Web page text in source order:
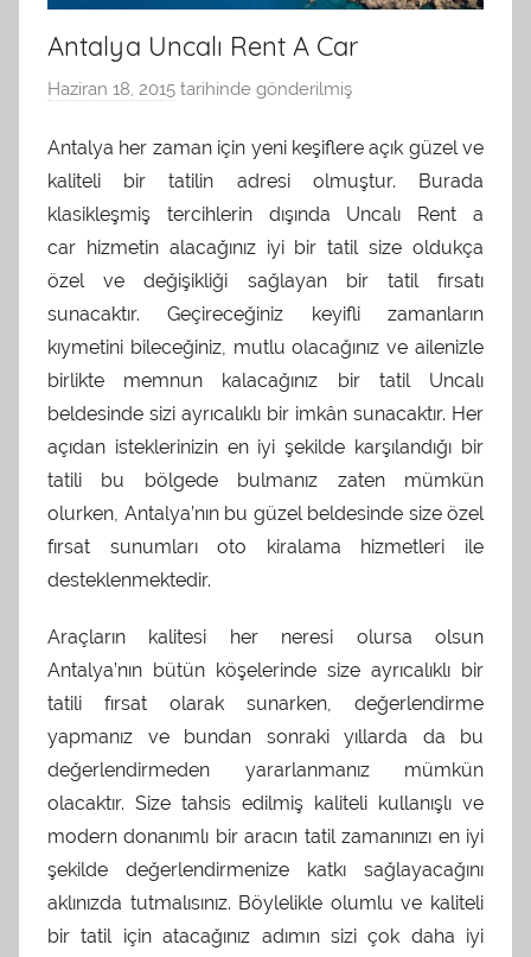
Antalya Uncalı Rent A Car
Haziran 18, 2015 tarihinde gönderilmiş
m
i
n
t
a
r
d
a
n
Antalya her zaman için yeni keşiflere açık güzel ve
kaliteli bir tatilin adresi olmuştur. Burada
klasikleşmiş tercihlerin dışında Uncalı Rent a
car hizmetin alacağınız iyi bir tatil size oldukça
özel ve değişikliği sağlayan bir tatil fırsatı
sunacaktır. Geçireceğiniz keyifli zamanların
kıymetini bileceğiniz, mutlu olacağınız ve ailenizle
birlikte memnun kalacağınız bir tatil Uncalı
beldesinde sizi ayrıcalıklı bir imkân sunacaktır. Her
açıdan isteklerinizin en iyi şekilde karşılandığı bir
tatili bu bölgede bulmanız zaten mümkün
olurken, Antalya’nın bu güzel beldesinde size özel
fırsat sunumları oto kiralama hizmetleri ile
desteklenmektedir.
Araçların kalitesi her neresi olursa olsun
Antalya’nın bütün köşelerinde size ayrıcalıklı bir
tatili fırsat olarak sunarken, değerlendirme
yapmanız ve bundan sonraki yıllarda da bu
değerlendirmeden yararlanmanız mümkün
olacaktır. Size tahsis edilmiş kaliteli kullanışlı ve
modern donanımlı bir aracın tatil zamanınızı en iyi
şekilde değerlendirmenize katkı sağlayacağını
aklınızda tutmalısınız. Böylelikle olumlu ve kaliteli
bir tatil için atacağınız adımın sizi çok daha iyi